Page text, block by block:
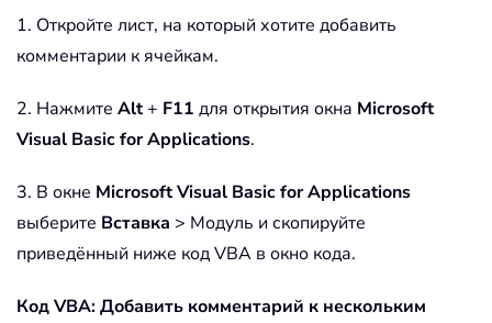
1. Откройте лист, на который хотите добавить
комментарии к ячейкам.
2. Нажмите Alt+ F11 для открытия окна Microsoft
Visual Basic for Applications.
3. В окне Microsoft Visual Basic for Applications
выберите Вставка > Модуль и скопируйте
приведённый ниже код VBA в окно кода.
Код VBA: Добавить комментарий к нескольким